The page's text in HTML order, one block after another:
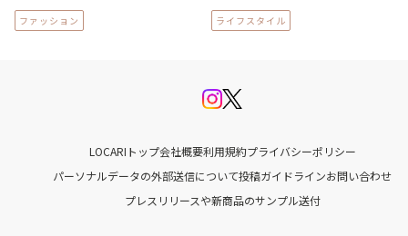
ファッション ライフスタイル
LOCARIトップ会社概要利用規約プライバシーポリシー
パーソナルデータの外部送信について投稿ガイドラインお問い合わせ
プレスリリースや新商品のサンプル送付